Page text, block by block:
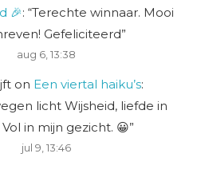
🎉: “Terechte winnaar. Mooi
Gefeliciteerd”
aug 6, 13:38
on Een viertal haiku’s:
licht Wijsheid, liefde in
in mijn gezicht. 😀”
jul 9, 13:46